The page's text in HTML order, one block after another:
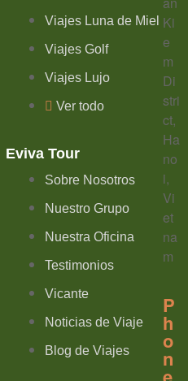
Viajes Luna de Miel
Viajes Golf
Viajes Lujo
Ver todo
Eviva Tour
Sobre Nosotros
Nuestro Grupo
Nuestra Oficina
Testimonios
Vicante
Noticias de Viaje
Blog de Viajes
Ki
e
m
Di
stri
ct,
Ha
no
i,
Vi
et
na
m
P
h
o
n